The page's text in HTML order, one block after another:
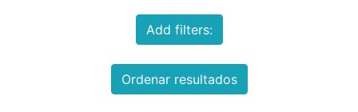
Add filters:
Ordenar resultados